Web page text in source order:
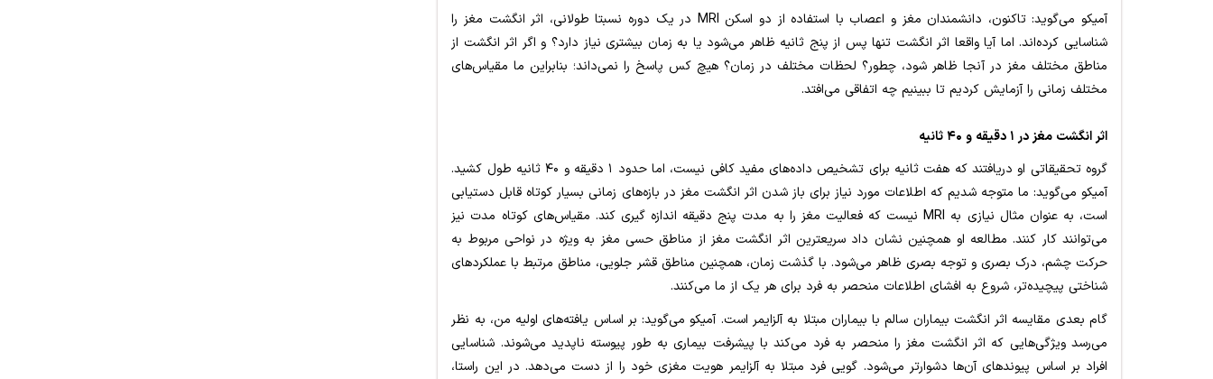
آمیکو می‌گوید: تاکنون، دانشمندان مغز و اعصاب با استفاده از دو اسکن MRI در یک دوره نسبتا طولانی، اثر انگشت مغز را
شناسایی کرده‌اند. اما آیا واقعا اثر انگشت تنها پس از پنج ثانیه ظاهر می‌شود یا به زمان بیشتری نیاز دارد؟ و اگر اثر انگشت از
مناطق مختلف مغز در آنجا ظاهر شود، چطور؟ لحظات مختلف در زمان؟ هیچ کس پاسخ را نمی‌داند؛ بنابراین ما مقیاس‌های
مختلف زمانی را آزمایش کردیم تا ببینیم چه اتفاقی می‌افتد.
اثر انگشت مغز در ۱ دقیقه و ۴۰ ثانیه
گروه تحقیقاتی او دریافتند که هفت ثانیه برای تشخیص داده‌های مفید کافی نیست، اما حدود ۱ دقیقه و ۴۰ ثانیه طول کشید.
آمیکو می‌گوید: ما متوجه شدیم که اطلاعات مورد نیاز برای باز شدن اثر انگشت مغز در بازه‌های زمانی بسیار کوتاه قابل دستیابی
است، به عنوان مثال نیازی به MRI نیست که فعالیت مغز را به مدت پنج دقیقه اندازه گیری کند. مقیاس‌های کوتاه مدت نیز
می‌توانند کار کنند. مطالعه او همچنین نشان داد سریعترین اثر انگشت مغز از مناطق حسی مغز به ویژه در نواحی مربوط به
حرکت چشم، درک بصری و توجه بصری ظاهر می‌شود. با گذشت زمان، همچنین مناطق قشر جلویی، مناطق مرتبط با عملکردهای
شناختی پیچیده‌تر، شروع به افشای اطلاعات منحصر به فرد برای هر یک از ما می‌کنند.
گام بعدی مقایسه اثر انگشت بیماران سالم با بیماران مبتلا به آلزایمر است. آمیکو می‌گوید: بر اساس یافته‌های اولیه من، به نظر
می‌رسد ویژگی‌هایی که اثر انگشت مغز را منحصر به فرد می‌کند با پیشرفت بیماری به طور پیوسته ناپدید می‌شوند. شناسایی
افراد بر اساس پیوندهای آن‌ها دشوارتر می‌شود. گویی فرد مبتلا به آلزایمر هویت مغزی خود را از دست می‌دهد. در این راستا،